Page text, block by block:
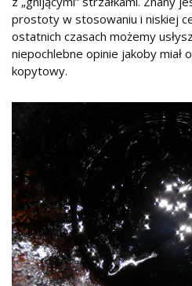
prostoty w stosowaniu i niskiej
ostatnich czasach możemy
niepochlebne opinie jakoby miał
kopytowy.